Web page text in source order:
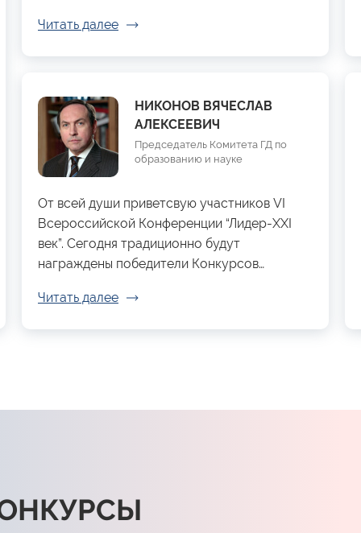
Читать далее
НИКОНОВ ВЯЧЕСЛАВ
АЛЕКСЕЕВИЧ
Председатель Комитета ГД по
образованию и науке
От всей души приветсвую участников VI
Всероссийской Конференции “Лидер-XXI
век”. Сегодня традиционно будут
награждены победители Конкурсов…
Читать далее